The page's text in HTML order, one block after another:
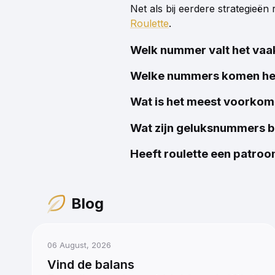
Net als bij eerdere
Roulette.
Welk nummer valt het
Er bestaat geen nummer dat
Welke nummers komen
Op korte termijn kunnen
Wat is het meest
Er is geen officieel “meest
geluk brengen, blijft roulette
Wat zijn geluksnummers
Geluksnummers verschillen
Heeft roulette een
Blog
06 August, 2026
Vind de balans